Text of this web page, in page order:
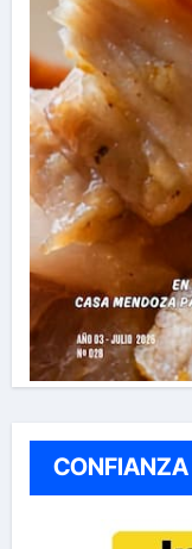
CONFIANZA